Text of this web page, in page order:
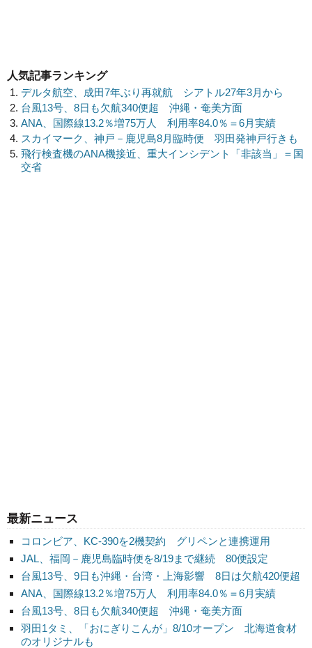
最新ニュース
コロンビア、KC-390を2機契約 グリペンと連携運用
JAL、福岡－鹿児島臨時便を8/19まで継続 80便設定
台風13号、9日も沖縄・台湾・上海影響 8日は欠航420便超
ANA、国際線13.2％増75万人 利用率84.0％＝6月実績
台風13号、8日も欠航340便超 沖縄・奄美方面
羽田1タミ、「おにぎりこんが」8/10オープン 北海道食材
のオリジナルも
人気記事ランキング
デルタ航空、成田7年ぶり再就航 シアトル27年3月から
台風13号、8日も欠航340便超 沖縄・奄美方面
ANA、国際線13.2％増75万人 利用率84.0％＝6月実績
スカイマーク、神戸－鹿児島8月臨時便 羽田発神戸行きも
飛行検査機のANA機接近、重大インシデント「非該当」＝国
交省